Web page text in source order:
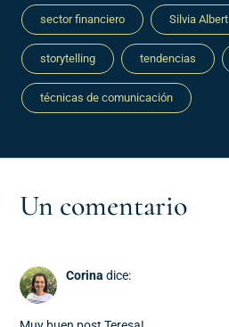
sector financiero Silvia Albert
storytelling tendencias
técnicas de comunicación
Un comentario
Corina dice: